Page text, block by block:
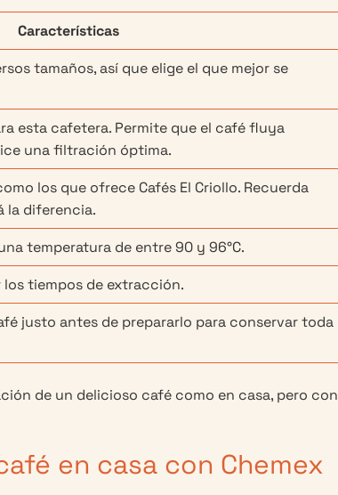
Características
tamaños, así que elige el que mejor se
esta cafetera. Permite que el café fluya
una filtración óptima.
los que ofrece Cafés El Criollo. Recuerda
la diferencia.
temperatura de entre 90 y 96°C.
tiempos de extracción.
justo antes de prepararlo para conservar toda
de un delicioso café como en casa, pero con
en casa con Chemex